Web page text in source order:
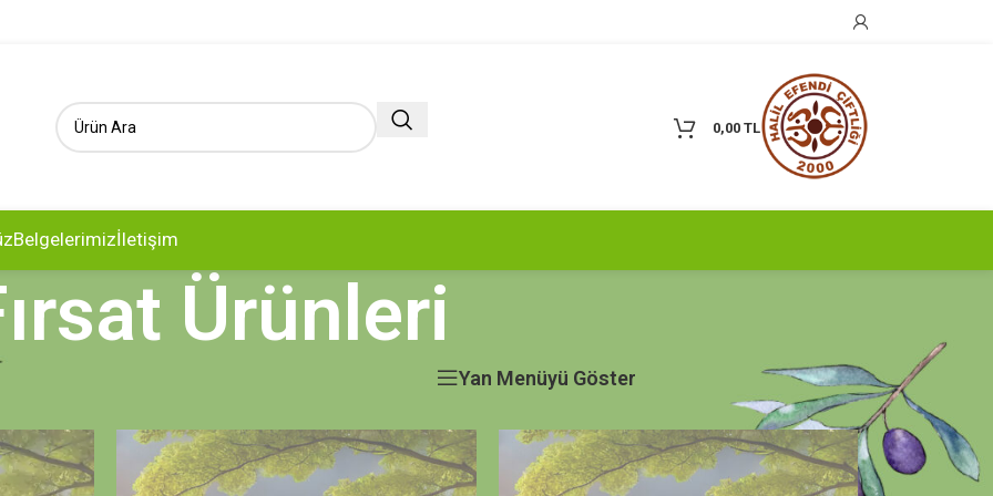
0,00 TL
Belgelerimizİletişim
Ürünleri
Yan Menüyü Göster